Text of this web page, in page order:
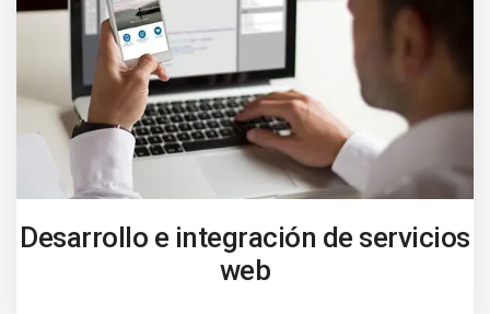
Desarrollo e integración de servicios
web